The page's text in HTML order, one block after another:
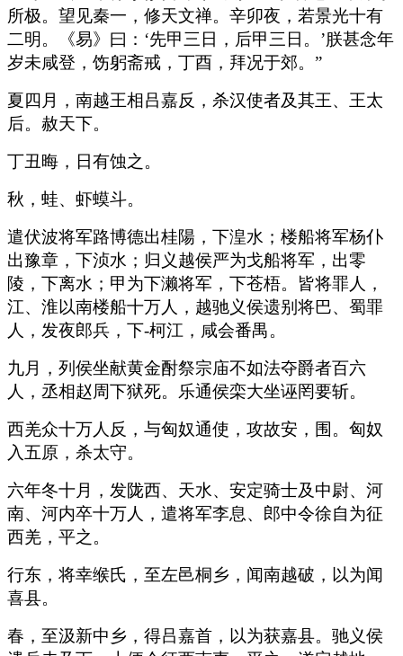
所极。望见秦一，修天文禅。辛卯夜，若景光十有
二明。《易》曰：‘先甲三日，后甲三日。’朕甚念年
岁未咸登，饬躬斋戒，丁酉，拜况于郊。”
夏四月，南越王相吕嘉反，杀汉使者及其王、王太
后。赦天下。
丁丑晦，日有蚀之。
秋，蛙、虾蟆斗。
遣伏波将军路博德出桂陽，下湟水；楼船将军杨仆
出豫章，下浈水；归义越侯严为戈船将军，出零
陵，下离水；甲为下濑将军，下苍梧。皆将罪人，
江、淮以南楼船十万人，越驰义侯遗别将巴、蜀罪
人，发夜郎兵，下-柯江，咸会番禺。
九月，列侯坐献黄金酎祭宗庙不如法夺爵者百六
人，丞相赵周下狱死。乐通侯栾大坐诬罔要斩。
西羌众十万人反，与匈奴通使，攻故安，围。匈奴
入五原，杀太守。
六年冬十月，发陇西、天水、安定骑士及中尉、河
南、河内卒十万人，遣将军李息、郎中令徐自为征
西羌，平之。
行东，将幸缑氏，至左邑桐乡，闻南越破，以为闻
喜县。
春，至汲新中乡，得吕嘉首，以为获嘉县。驰义侯